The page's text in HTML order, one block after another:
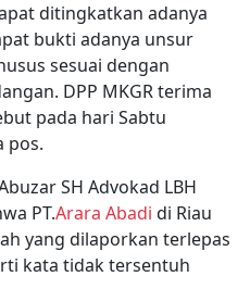
ditingkatkan adanya
bukti adanya unsur
sesuai dengan
DPP MKGR terima
pada hari Sabtu
pos.
SH Advokad LBH
PT.Arara Abadi di Riau
yang dilaporkan terlepas
kata tidak tersentuh